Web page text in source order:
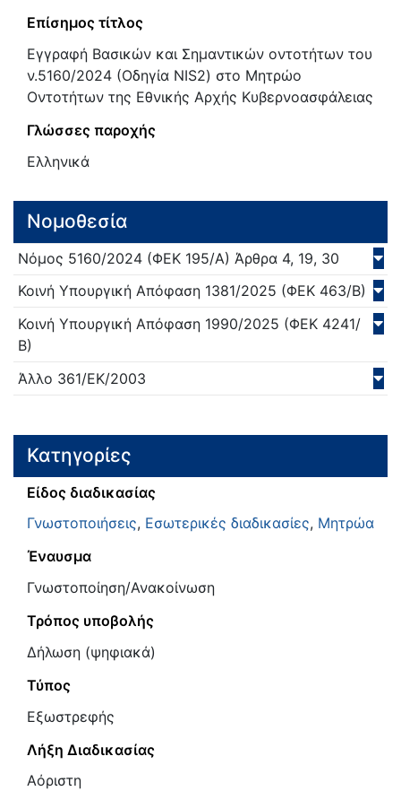
Επίσημος τίτλος
Εγγραφή Βασικών και Σημαντικών οντοτήτων του
ν.5160/2024 (Οδηγία NIS2) στο Μητρώο
Οντοτήτων της Εθνικής Αρχής Κυβερνοασφάλειας
Γλώσσες παροχής
Ελληνικά
Νομοθεσία
Νόμος 5160/2024 (ΦΕΚ 195/Α) Άρθρα 4, 19, 30
Κοινή Υπουργική Απόφαση 1381/2025 (ΦΕΚ 463/Β)
Κοινή Υπουργική Απόφαση 1990/2025 (ΦΕΚ 4241/
Β)
Άλλο 361/ΕΚ/2003
Κατηγορίες
Είδος διαδικασίας
Γνωστοποιήσεις, Εσωτερικές διαδικασίες, Μητρώα
Έναυσμα
Γνωστοποίηση/Ανακοίνωση
Τρόπος υποβολής
Δήλωση (ψηφιακά)
Τύπος
Εξωστρεφής
Λήξη Διαδικασίας
Αόριστη